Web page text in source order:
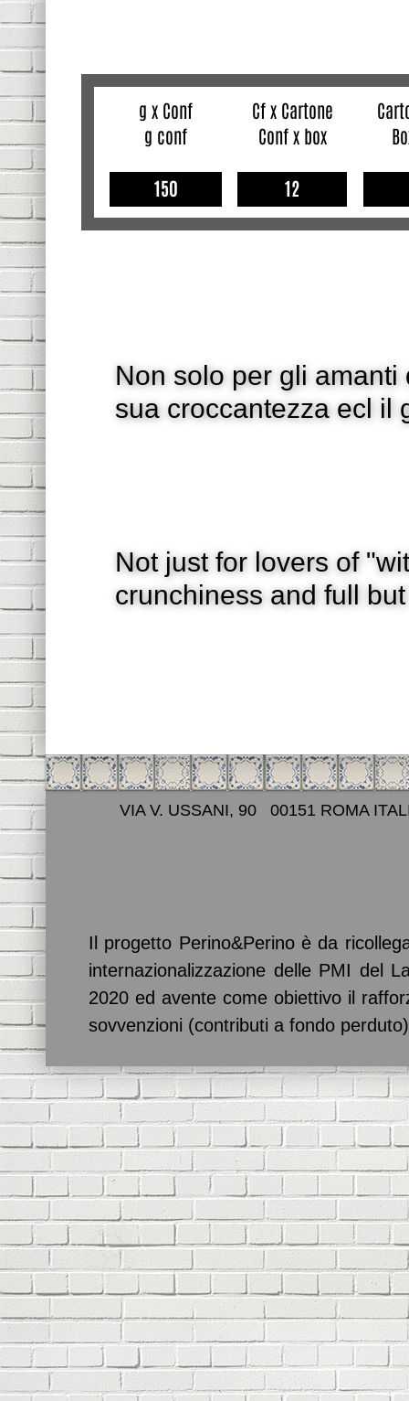
g x Conf
g conf
150
Cf x Cartone
Conf x box
12
Non solo per gli
sua croccantezza ecl il
Not just for lovers of
crunchiness and full
VIA V. USSANI, 90 00151 ROMA
Il progetto Perino&Perino è da
internazionalizzazione delle PMI del
2020 ed avente come obiettivo il
sovvenzioni (contributi a fondo